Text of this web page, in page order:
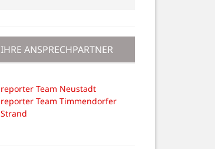
IHRE ANSPRECHPARTNER
reporter Team Neustadt
reporter Team Timmendorfer
Strand